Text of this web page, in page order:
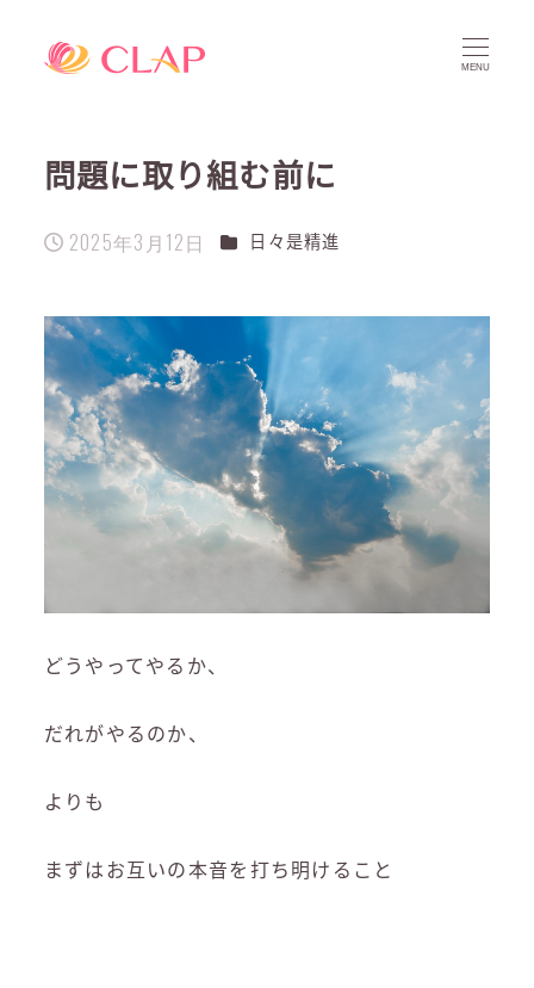
MENU
問題に取り組む前に
投稿日
2025年3月12日 カテゴリー
日々是精進
どうやってやるか、
だれがやるのか、
よりも
まずはお互いの本音を打ち明けること